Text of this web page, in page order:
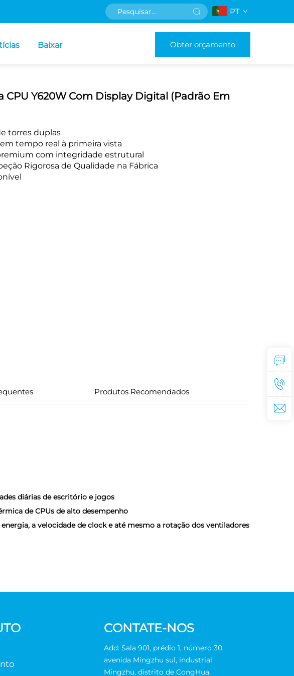
PT
Baixar Obter orçamento
CPU Y620W Com Display Digital (Padrão Em
torres duplas
tempo real à primeira vista
com integridade estrutural
Rigorosa de Qualidade na Fábrica
Produtos Recomendados
diárias de escritório e jogos
de CPUs de alto desempenho
a velocidade de clock e até mesmo a rotação dos ventiladores
CONTATE-NOS
Add: Sala 901, prédio 1, número 30,
avenida Mingzhu sul, industrial
Mingzhu, distrito de CongHua,